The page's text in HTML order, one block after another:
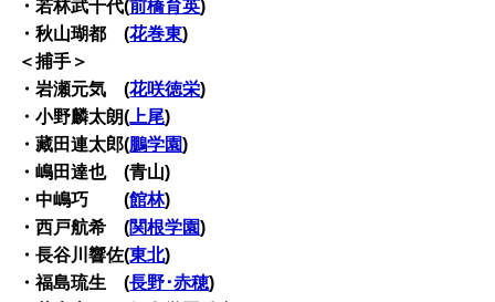
・若林武千代(前橋育英)
・秋山瑚都 (花巻東)
＜捕手＞
・岩瀬元気 (花咲徳栄)
・小野麟太朗( 上尾)
・藏田連太郎(鵬学園)
・嶋田達也 (青山)
・中嶋巧 (館林)
・西戸航希 (関根学園)
・長谷川響佐(東北)
・福島琉生 (長野･赤穂)